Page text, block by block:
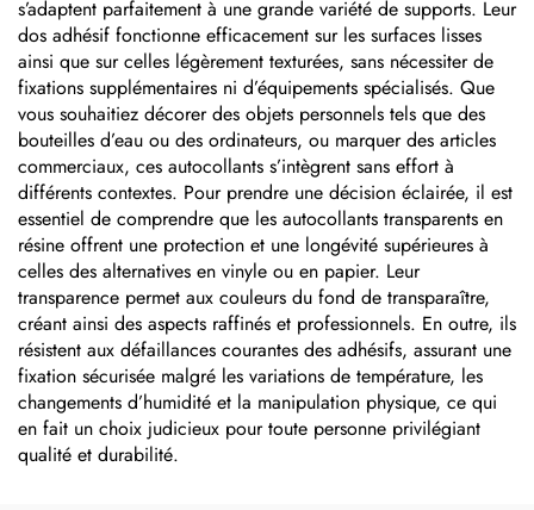
s’adaptent parfaitement à une grande variété de supports. Leur
dos adhésif fonctionne efficacement sur les surfaces lisses
ainsi que sur celles légèrement texturées, sans nécessiter de
fixations supplémentaires ni d’équipements spécialisés. Que
vous souhaitiez décorer des objets personnels tels que des
bouteilles d’eau ou des ordinateurs, ou marquer des articles
commerciaux, ces autocollants s’intègrent sans effort à
différents contextes. Pour prendre une décision éclairée, il est
essentiel de comprendre que les autocollants transparents en
résine offrent une protection et une longévité supérieures à
celles des alternatives en vinyle ou en papier. Leur
transparence permet aux couleurs du fond de transparaître,
créant ainsi des aspects raffinés et professionnels. En outre, ils
résistent aux défaillances courantes des adhésifs, assurant une
fixation sécurisée malgré les variations de température, les
changements d’humidité et la manipulation physique, ce qui
en fait un choix judicieux pour toute personne privilégiant
qualité et durabilité.